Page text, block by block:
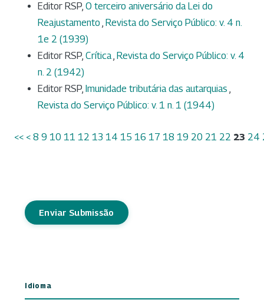
Editor RSP, O terceiro aniversário da Lei do
Reajustamento , Revista do Serviço Público: v. 4 n.
1e 2 (1939)
Editor RSP, Crítica, Revista do Serviço Público: v. 4
n. 2 (1942)
Editor RSP, Imunidade tributária das autarquias ,
Revista do Serviço Público: v. 1 n. 1 (1944)
<< < 8 9 10 11 12 13 14 15 16 17 18 19 20 21 22 23 24
Enviar Submissão
Idioma